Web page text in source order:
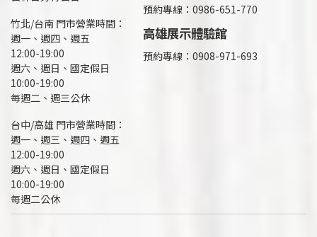
竹北/台南 門市營業時間：
週一、週四、週五
12:00-19:00
週六、週日、國定假日
10:00-19:00
每週二、週三公休
台中/高雄 門市營業時間：
週一、週三、週四、週五
12:00-19:00
週六、週日、國定假日
10:00-19:00
每週二公休
預約專線：0986-651-770
高雄展示體驗館
預約專線： 0908-971-693